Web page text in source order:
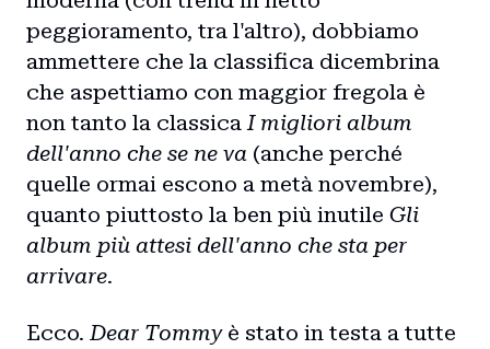
peggioramento, tra l'altro), dobbiamo
ammettere che la classifica dicembrina
che aspettiamo con maggior fregola è
non tanto la classicaI migliori album
dell'anno che se ne va (anche perché
quelle ormai escono a metà novembre),
quanto piuttosto la ben più inutile Gli
album più attesi dell'anno che sta per
arrivare.
Ecco.Dear Tommyè stato in testa a tutte